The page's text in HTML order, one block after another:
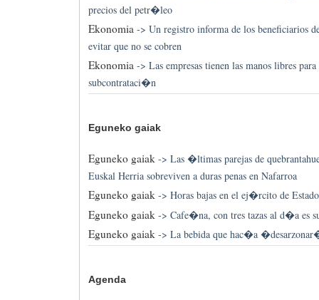
precios del petr�leo
Ekonomia-> Un registro informa de los beneficiarios
evitar que no se cobren
Ekonomia-> Las empresas tienen las manos libres
subcontrataci�n
Eguneko gaiak
Eguneko gaiak-> Las �ltimas parejas de
Euskal Herria sobreviven a duras penas en Nafarroa
Eguneko gaiak-> Horas bajas en el ej�rcito de
Eguneko gaiak-> Cafe�na, con tres tazas al d�a es
Eguneko gaiak-> La bebida que hac�a
Agenda